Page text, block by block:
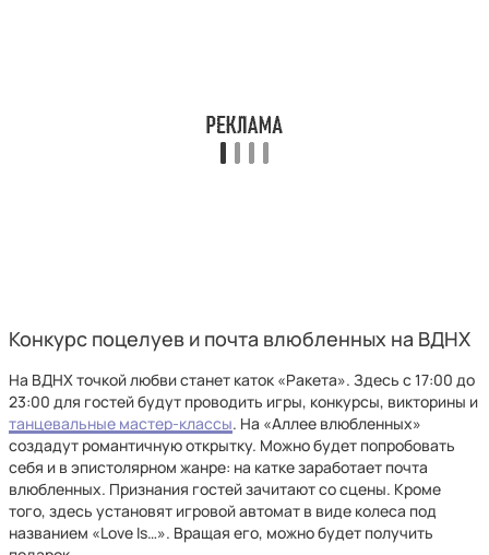
Конкурс поцелуев и почта влюбленных на ВДНХ
На ВДНХ точкой любви станет каток «Ракета». Здесь с 17:00 до
23:00 для гостей будут проводить игры, конкурсы, викторины и
танцевальные мастер-классы. На «Аллее влюбленных»
создадут романтичную открытку. Можно будет попробовать
себя и в эпистолярном жанре: на катке заработает почта
влюбленных. Признания гостей зачитают со сцены. Кроме
того, здесь установят игровой автомат в виде колеса под
названием «Love Is…». Вращая его, можно будет получить